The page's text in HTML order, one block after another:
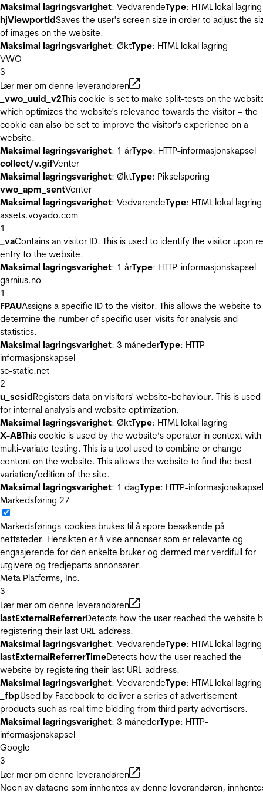
Maksimal lagringsvarighet: VedvarendeType: HTML lokal lagring
hjViewportIdSaves the user's screen size in order to adjust the
of images on the website.
Maksimal lagringsvarighet: ØktType: HTML lokal lagring
VWO
3
Lær mer om denne leverandøren
_vwo_uuid_v2This cookie is set to make split-tests on the
which optimizes the website's relevance towards the visitor – the
cookie can also be set to improve the visitor's experience on a
website.
Maksimal lagringsvarighet: 1 årType: HTTP-informasjonskapsel
collect/v.gifVenter
Maksimal lagringsvarighet: ØktType: Pikselsporing
vwo_apm_sentVenter
Maksimal lagringsvarighet: VedvarendeType: HTML lokal lagring
assets.voyado.com
1
_vaContains an visitor ID. This is used to identify the visitor upon
entry to the website.
Maksimal lagringsvarighet: 1 årType: HTTP-informasjonskapsel
garnius.no
1
FPAUAssigns a specific ID to the visitor. This allows the website to
determine the number of specific user-visits for analysis and
statistics.
Maksimal lagringsvarighet: 3 månederType: HTTP-
informasjonskapsel
sc-static.net
2
u_scsidRegisters data on visitors' website-behaviour. This is used
for internal analysis and website optimization.
Maksimal lagringsvarighet: ØktType: HTML lokal lagring
X-ABThis cookie is used by the website’s operator in context with
multi-variate testing. This is a tool used to combine or change
content on the website. This allows the website to find the best
variation/edition of the site.
Maksimal lagringsvarighet: 1 dagType: HTTP-informasjonskapsel
Markedsføring 27
Markedsførings-cookies brukes til å spore besøkende på
nettsteder. Hensikten er å vise annonser som er relevante og
engasjerende for den enkelte bruker og dermed mer verdifull for
utgivere og tredjeparts annonsører.
Meta Platforms, Inc.
3
Lær mer om denne leverandøren
lastExternalReferrerDetects how the user reached the website
registering their last URL-address.
Maksimal lagringsvarighet: VedvarendeType: HTML lokal lagring
lastExternalReferrerTimeDetects how the user reached the
website by registering their last URL-address.
Maksimal lagringsvarighet: VedvarendeType: HTML lokal lagring
_fbpUsed by Facebook to deliver a series of advertisement
products such as real time bidding from third party advertisers.
Maksimal lagringsvarighet: 3 månederType: HTTP-
informasjonskapsel
Google
3
Lær mer om denne leverandøren
Noen av dataene som innhentes av denne leverandøren,